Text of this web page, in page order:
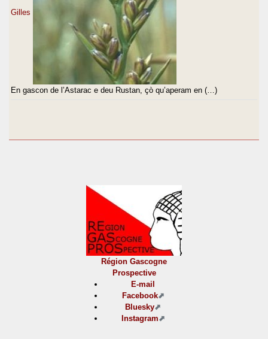
Gilles
En gascon de l’Astarac e deu Rustan, çò qu’aperam en (…)
Région Gascogne
Prospective
E-mail
Facebook
Bluesky
Instagram